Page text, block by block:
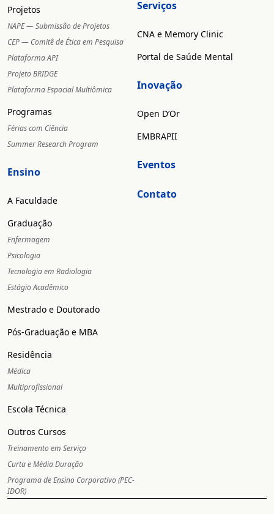
Projetos
NAPE — Submissão de Projetos
CEP — Comitê de Ética em Pesquisa
Plataforma API
Projeto BRIDGE
Plataforma Espacial Multiômica
Programas
Férias com Ciência
Summer Research Program
Ensino
A Faculdade
Graduação
Enfermagem
Psicologia
Tecnologia em Radiologia
Estágio Acadêmico
Mestrado e Doutorado
Pós-Graduação e MBA
Residência
Médica
Multiprofissional
Escola Técnica
Outros Cursos
Treinamento em Serviço
Curta e Média Duração
Programa de Ensino Corporativo (PEC-
IDOR)
Serviços
CNA e Memory Clinic
Portal de Saúde Mental
Inovação
Open D’Or
EMBRAPII
Eventos
Contato